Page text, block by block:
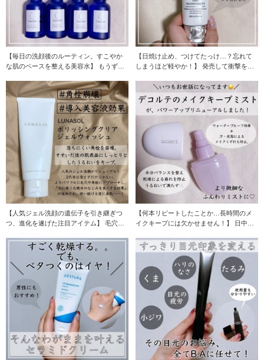
【毎日の洗顔後のルーティン。すこやか
な肌のベースを整える美容水】 もうずっ
【日焼け止め、つけてたっけ…？忘れて
しまうほど軽やか！】 発売して衝撃を受
【人気ジェル洗顔の遺伝子を引き継ぎつ
つ、進化を遂げた注目アイテム】 毛穴の
【何本リピートしたことか…長時間のメ
イクキープには欠かせません！】 日中の